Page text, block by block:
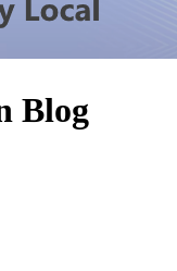
Blog